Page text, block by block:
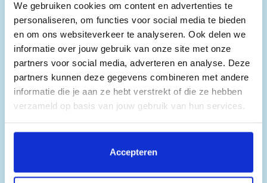
We gebruiken cookies om content en advertenties te
personaliseren, om functies voor social media te bieden
en om ons websiteverkeer te analyseren. Ook delen we
informatie over jouw gebruik van onze site met onze
partners voor social media, adverteren en analyse. Deze
partners kunnen deze gegevens combineren met andere
informatie die je aan ze hebt verstrekt of die ze hebben
verzameld op basis van jouw gebruik van hun services.
Door op 'Accepteren' te klikken, stem je in met het
plaatsen van alle cookies. Klik op 'Details' voor een
cookies je wilt toestaan. Je kunt je voorkeuren op elk
Accepteren
Het skidorp La Plagne
Met hoogtes tot 3250 meter, bosrijke afdalingen,
onvergetelijke wintersportervaring. Het staat bekend
als een sneeuwzeker en veelzijdige bestemming dat